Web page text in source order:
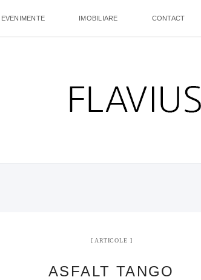
EVENIMENTE IMOBILIARE CONTACT
ARTICOLE
ASFALT TANGO